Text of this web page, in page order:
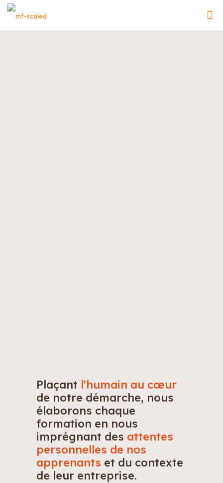
Plaçant l'humain au cœur
de notre démarche, nous
élaborons chaque
formation en nous
imprégnant des attentes
personnelles de nos
apprenants et du contexte
de leur entreprise.